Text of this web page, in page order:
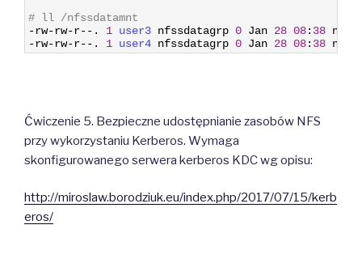
# ll /nfssdatamnt
-rw-rw-r-- . 1 user3 nfssdatagrp 0 Jan 28 08: 38
-rw-rw-r-- . 1 user4 nfssdatagrp 0 Jan 28 08: 38
Ćwiczenie 5. Bezpieczne udostępnianie zasobów NFS
przy wykorzystaniu Kerberos. Wymaga
skonfigurowanego serwera kerberos KDC wg opisu:
http://miroslaw.borodziuk.eu/index.php/2017/07/15/kerb
eros/